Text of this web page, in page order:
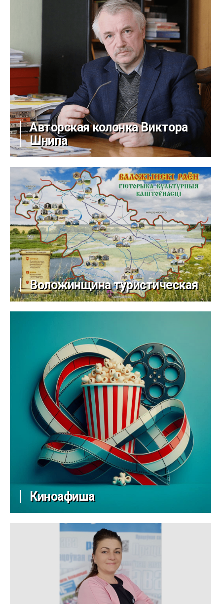
Авторская колонка Виктора
Шнипа
Воложинщина туристическая
Киноафиша